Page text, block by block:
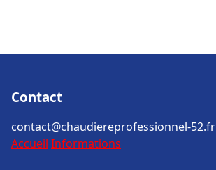
Contact
contact@chaudiereprofessionnel-52.fr
Accueil Informations